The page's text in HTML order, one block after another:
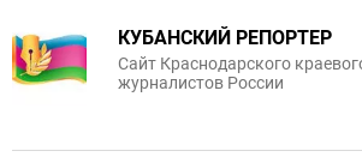
КУБАНСКИЙ РЕПОРТЕР
Сайт Краснодарского
журналистов России